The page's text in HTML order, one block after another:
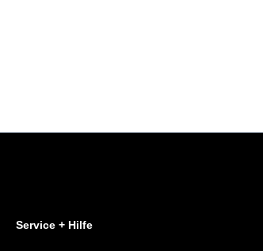
Service + Hilfe